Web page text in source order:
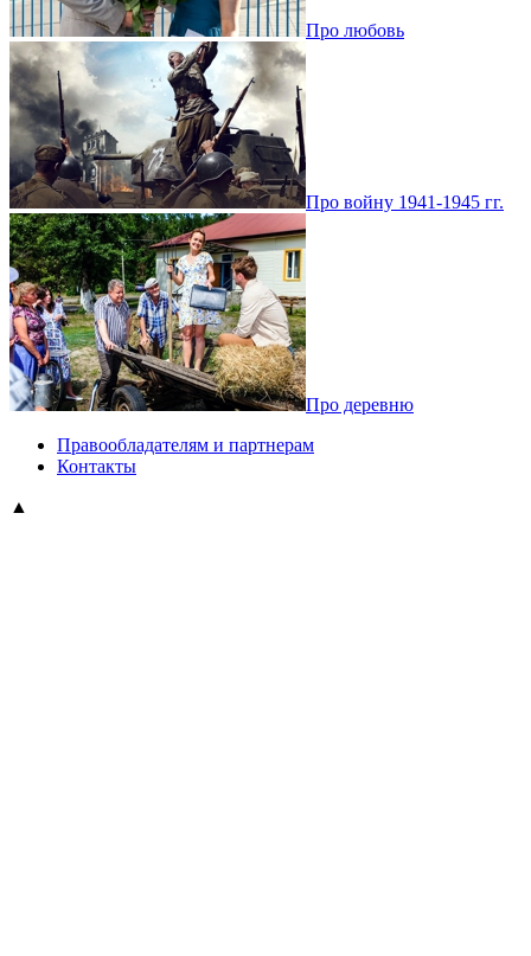
Про любовь
Про войну 1941-1945 гг.
Про деревню
Правообладателям и партнерам
Контакты
▲